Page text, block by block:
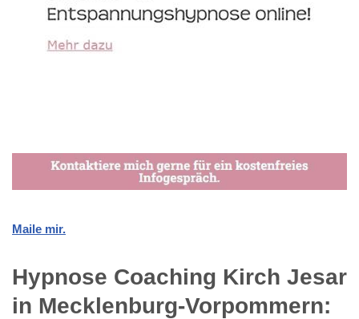
Maile mir.
Hypnose Coaching Kirch Jesar
in Mecklenburg-Vorpommern: